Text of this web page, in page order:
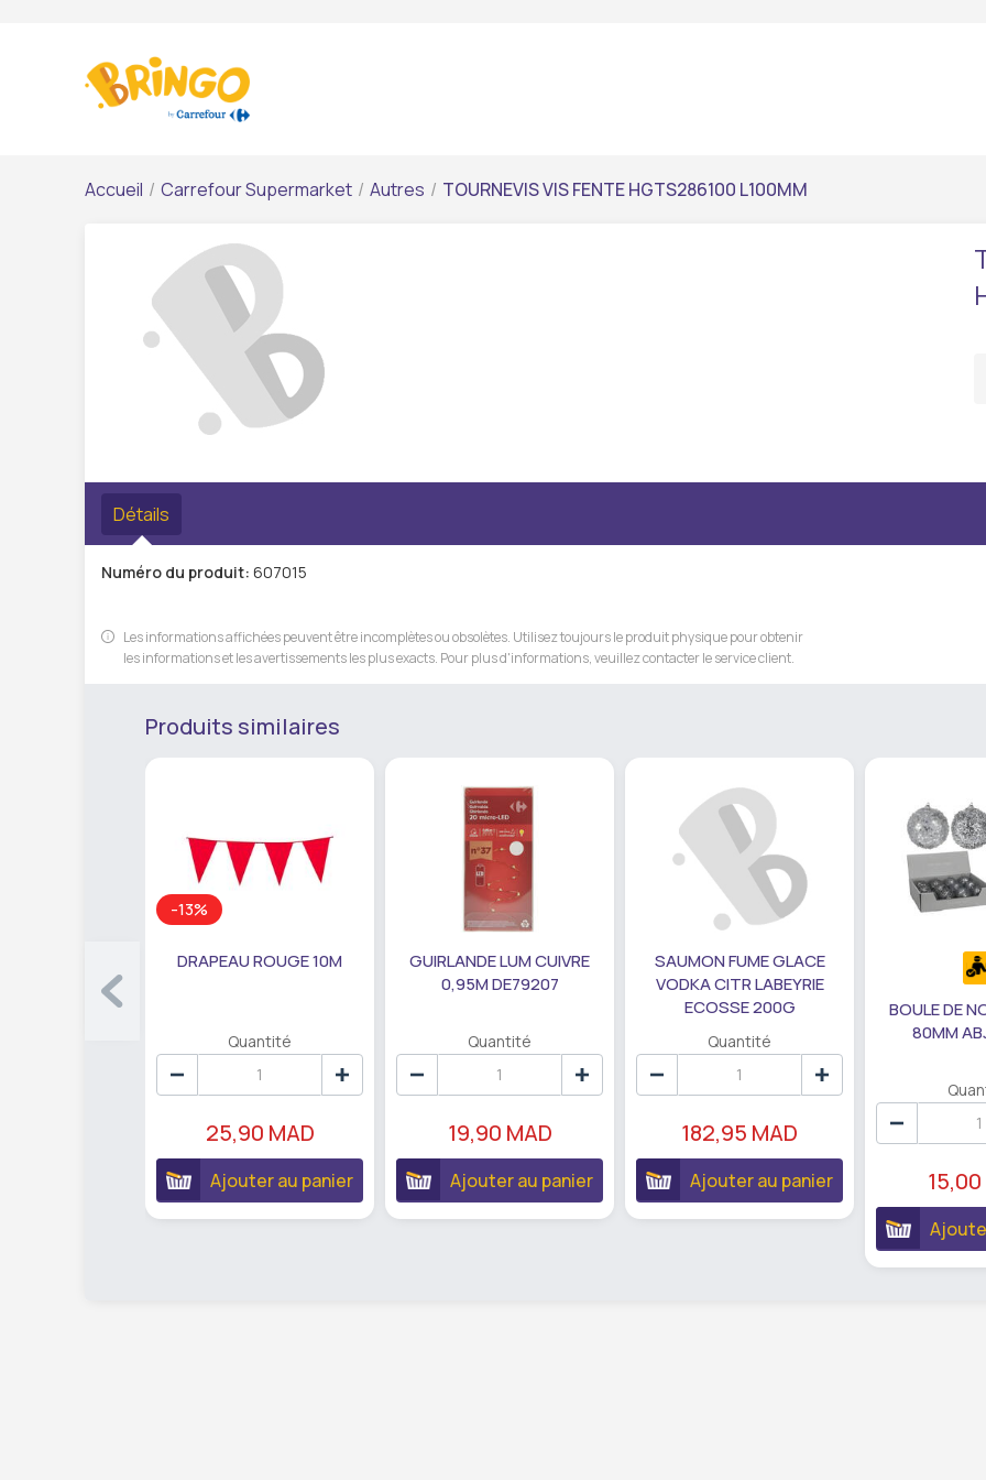
Accueil / Carrefour Supermarket / Autres / TOURNEVIS VIS FENTE HGTS286100 L100MM
Détails
Numéro du produit: 607015
Les informations affichées peuvent être incomplètes ou obsolètes. Utilisez toujours le produit physique pour obtenir
les informations et les avertissements les plus exacts. Pour plus d'informations, veuillez contacter le service client.
Produits similaires
-13%
DRAPEAU ROUGE 10M
Quantité
25,90 MAD
Ajouter au panier
GUIRLANDE LUM CUIVRE
0,95M DE79207
Quantité
19,90 MAD
Ajouter au panier
SAUMON FUME GLACE
VODKA CITR LABEYRIE
ECOSSE 200G
Quantité
182,95 MAD
Ajouter au panier
BOULE DE
80MM